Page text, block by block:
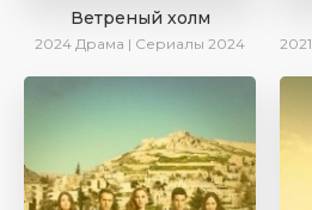
Ветреный холм
2024 Драма | Сериалы 2024 2021